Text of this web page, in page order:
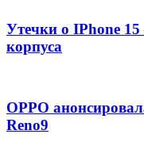
Утечки о IPhone
корпуса
OPPO
Reno9